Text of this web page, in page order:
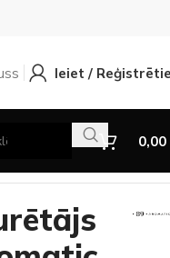
Ieiet /
0,00